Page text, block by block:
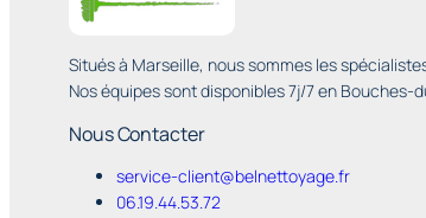
Situés à Marseille, nous sommes les
Nos équipes sont disponibles 7j/7 en Bouches-
Nous Contacter
service-client@belnettoyage.fr
06.19.44.53.72